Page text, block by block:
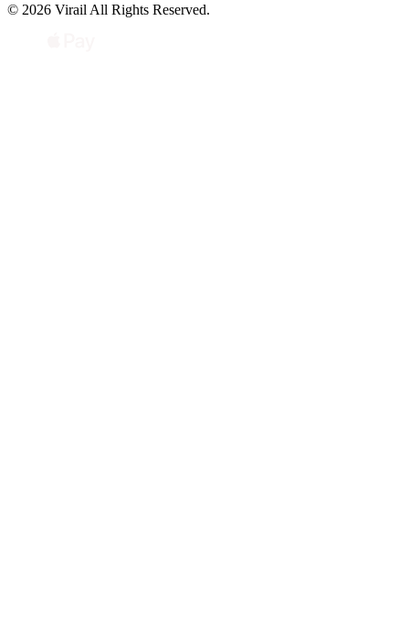
© 2026 Virail All Rights Reserved.